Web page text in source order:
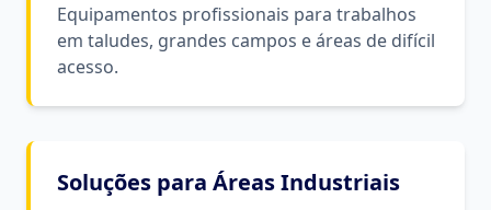
Equipamentos profissionais para trabalhos
em taludes, grandes campos e áreas de difícil
acesso.
Soluções para Áreas Industriais